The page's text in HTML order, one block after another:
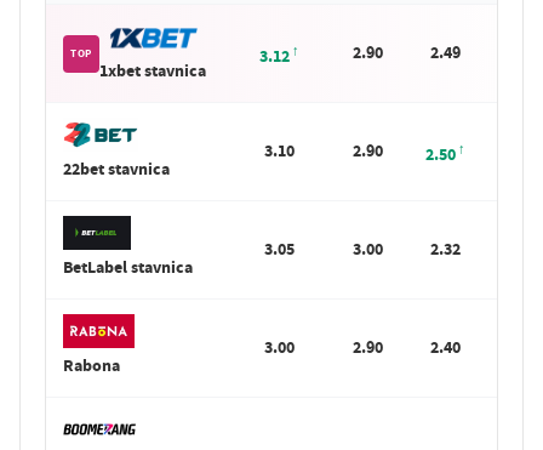
TOP
1xbet stavnica
3.12 2.90 2.49
22bet stavnica
3.10 2.90 2.50
BetLabel stavnica
3.05 3.00 2.32
Rabona
3.00 2.90 2.40